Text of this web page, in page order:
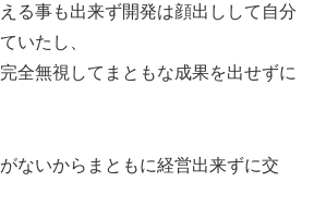
る事も出来ず開発は顔出しして自分
いたし、
全無視してまともな成果を出せずに
ないからまともに経営出来ずに交